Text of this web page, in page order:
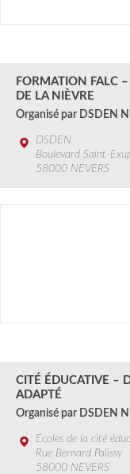
FORMATION FALC
DE LA NIÈVRE
Organisé par DSDEN
DSDEN
Boulevard Saint-
58000 NEVERS
CITÉ ÉDUCATIVE –
ADAPTÉ
Organisé par DSDEN
Ecoles de la cité
Rue Bernard Palissy
58000 NEVERS